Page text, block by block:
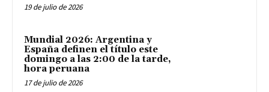
19 de julio de 2026
Mundial 2026: Argentina y
España definen el título este
domingo a las 2:00 de la tarde,
hora peruana
17 de julio de 2026